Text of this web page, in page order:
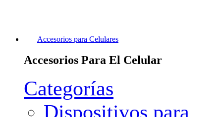
Accesorios para Celulares
Accesorios Para El Celular
Categorías
Dispositivos para